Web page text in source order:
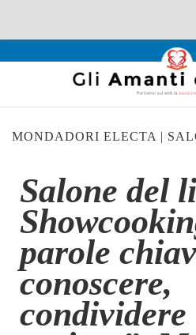
Recensioni
Interviste & Incontri
Bandi
Chi siamo
Contatti
Eventi
Home
Contatti
MONDADORI ELECTA |
Salone del
parole
conoscere,
condividere